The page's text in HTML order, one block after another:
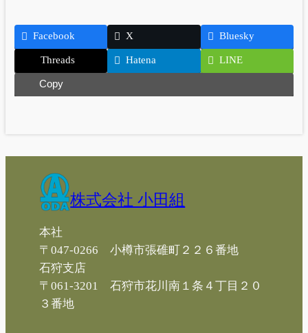
Facebook X Bluesky
Threads Hatena LINE
Copy
株式会社 小田組
本社
〒047-0266 小樽市張碓町２２６番地
石狩支店
〒061-3201 石狩市花川南１条４丁目２０
３番地